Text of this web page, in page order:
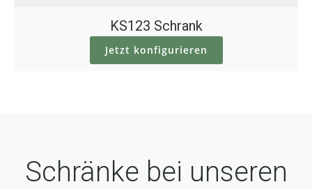
KS123 Schrank
Jetzt konfigurieren
Schränke bei unseren